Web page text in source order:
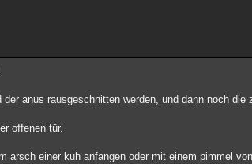
der anus rausgeschnitten werden, und dann noch
offenen tür.
arsch einer kuh anfangen oder mit einem pimmel